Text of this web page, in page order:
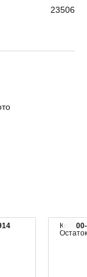
23506
Код: